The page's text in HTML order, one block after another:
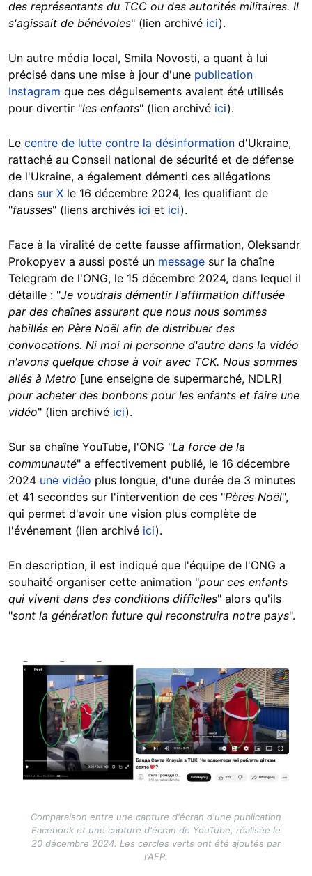
des représentants du TCC ou des autorités militaires. Il
s'agissait de bénévoles" (lien archivé ici).
Un autre média local, Smila Novosti, a quant à lui
précisé dans une mise à jour d'une publication
Instagram que ces déguisements avaient été utilisés
pour divertir "les enfants" (lien archivé ici).
Le centre de lutte contre la désinformation d'Ukraine,
rattaché au Conseil national de sécurité et de défense
de l'Ukraine, a également démenti ces allégations
dans sur X le 16 décembre 2024, les qualifiant de
"fausses" (liens archivés ici et ici).
Face à la viralité de cette fausse affirmation, Oleksandr
Prokopyev a aussi posté un message sur la chaîne
Telegram de l'ONG, le 15 décembre 2024, dans lequel il
détaille : "Je voudrais démentir l'affirmation diffusée
par des chaînes assurant que nous nous sommes
habillés en Père Noël afin de distribuer des
convocations. Ni moi ni personne d'autre dans la vidéo
n'avons quelque chose à voir avec TCK. Nous sommes
allés à Metro [une enseigne de supermarché, NDLR]
pour acheter des bonbons pour les enfants et faire une
vidéo" (lien archivé ici).
Sur sa chaîne YouTube, l'ONG "La force de la
communauté" a effectivement publié, le 16 décembre
2024 une vidéo plus longue, d'une durée de 3 minutes
et 41 secondes sur l'intervention de ces "Pères Noël",
qui permet d'avoir une vision plus complète de
l'événement (lien archivé ici).
En description, il est indiqué que l'équipe de l'ONG a
souhaité organiser cette animation "pour ces enfants
qui vivent dans des conditions difficiles" alors qu'ils
"sont la génération future qui reconstruira notre pays".
Image
Comparaison entre une capture d'écran d'une publication
Facebook et une capture d'écran de YouTube, réalisée le
20 décembre 2024. Les cercles verts ont été ajoutés par
l'AFP.